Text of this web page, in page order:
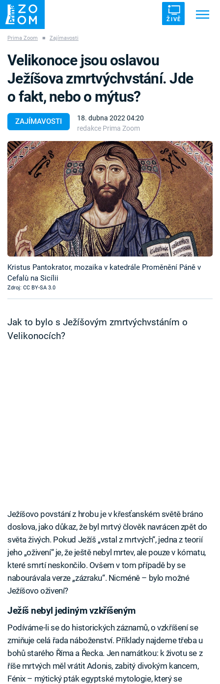
ŽIVĚ
ZÁHADY VETŘELCI DÁVNOVĚKU
Témata
Témata
Pořady
TV Program
Časopis
Sledujte prima+
Přihlášení
Sledujte nás
Prima Zoom ■ Zajímavosti
ZAJÍMAVOSTI
18. dubna 2022 04:20
redakce Prima Zoom
Velikonoce jsou oslavou
Ježíšova zmrtvýchvstání. Jde
o fakt, nebo o mýtus?
Kristus Pantokrator, mozaika v katedrále Proměnění Páně v
Cefalù na Sicílii
Zdroj: CC BY-SA 3.0
Jak to bylo s Ježíšovým zmrtvýchvstáním o
Velikonocích?
Ježíšovo povstání z hrobu je v křesťanském světě bráno
doslova, jako důkaz, že byl mrtvý člověk navrácen zpět do
světa živých. Pokud Ježíš „vstal z mrtvých“, jedna z teorií
jeho „oživení“ je, že ještě nebyl mrtev, ale pouze v kómatu,
které smrtí neskončilo. Ovšem v tom případě by se
nabourávala verze „zázraku“. Nicméně – bylo možné
Ježíšovo oživení?
Ježíš nebyl jediným vzkříšeným
Podíváme-li se do historických záznamů, o vzkříšení se
zmiňuje celá řada náboženství. Příklady najdeme třeba u
bohů starého Říma a Řecka. Jen namátkou: k životu se z
říše mrtvých měl vrátit Adonis, zabitý divokým kancem,
Fénix – mýtický pták egyptské mytologie, který se